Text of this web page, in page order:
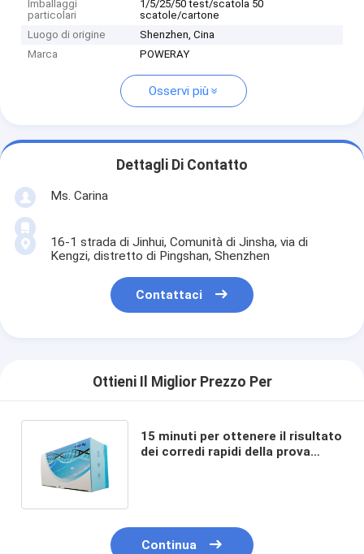
Imballaggi
particolari
1/5/25/50 test/scatola 50
scatole/cartone
Luogo di origine
Shenzhen, Cina
Marca
POWERAY
Osservi più
Dettagli Di Contatto
Ms. Carina
16-1 strada di Jinhui, Comunità di Jinsha, via di
Kengzi, distretto di Pingshan, Shenzhen
Contattaci
Ottieni Il Miglior Prezzo Per
15 minuti per ottenere il risultato
dei corredi rapidi della prova
Continua